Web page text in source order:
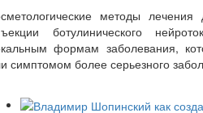
методы
ботулинического
формам заболевания,
симптомом более серьезного